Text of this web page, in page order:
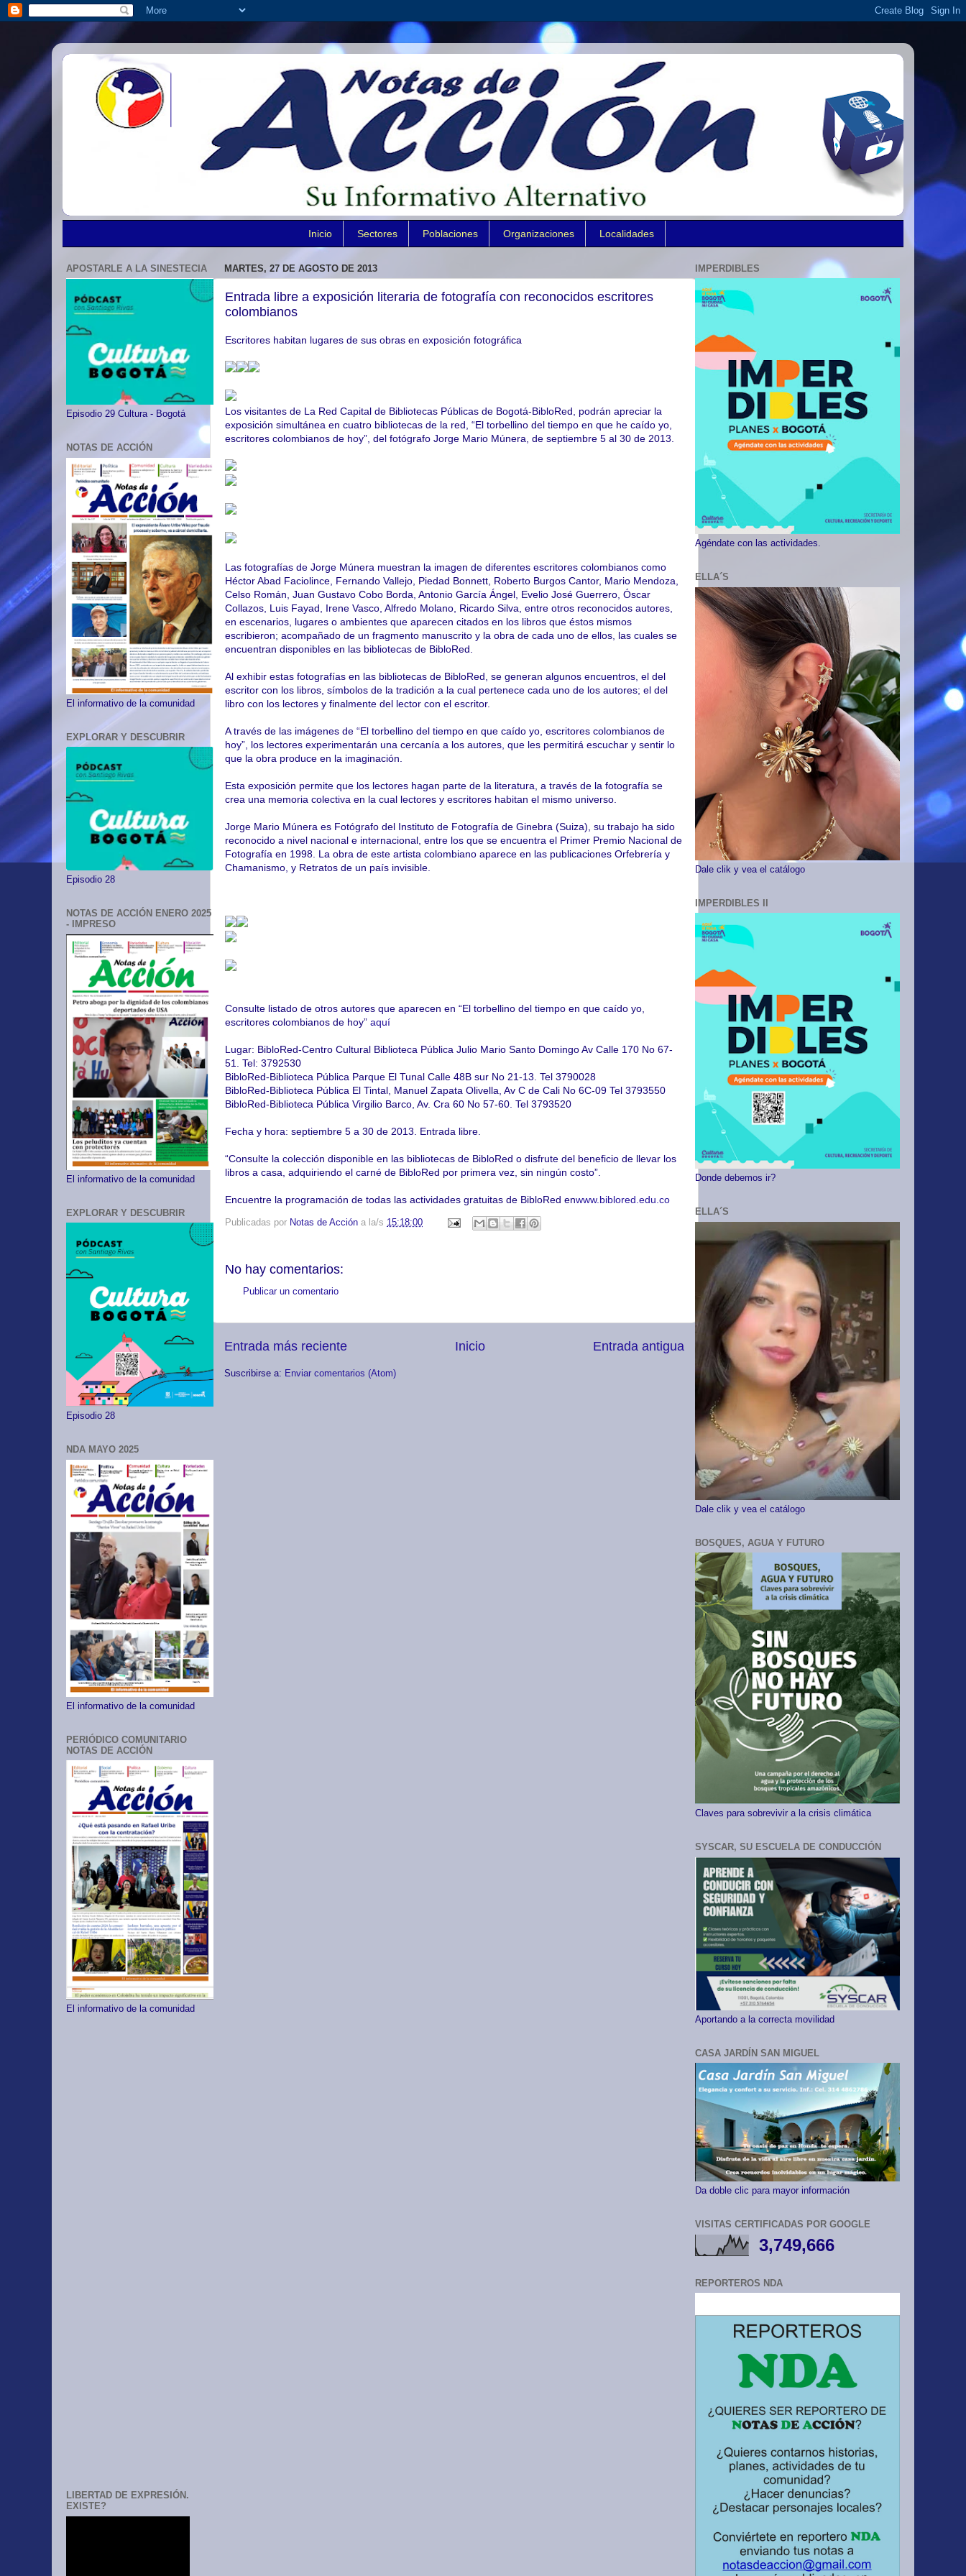
Inicio Sectores Poblaciones Organizaciones Localidades
MARTES, 27 DE AGOSTO DE 2013
Entrada libre a exposición literaria de fotografía con reconocidos escritores
colombianos
Escritores habitan lugares de sus obras en exposición fotográfica
Los visitantes de La Red Capital de Bibliotecas Públicas de Bogotá-BibloRed, podrán apreciar la
exposición simultánea en cuatro bibliotecas de la red, “El torbellino del tiempo en que he caído yo,
escritores colombianos de hoy”, del fotógrafo Jorge Mario Múnera, de septiembre 5 al 30 de 2013.
Las fotografías de Jorge Múnera muestran la imagen de diferentes escritores colombianos como
Héctor Abad Faciolince, Fernando Vallejo, Piedad Bonnett, Roberto Burgos Cantor, Mario Mendoza,
Celso Román, Juan Gustavo Cobo Borda, Antonio García Ángel, Evelio José Guerrero, Óscar
Collazos, Luis Fayad, Irene Vasco, Alfredo Molano, Ricardo Silva, entre otros reconocidos autores,
en escenarios, lugares o ambientes que aparecen citados en los libros que éstos mismos
escribieron; acompañado de un fragmento manuscrito y la obra de cada uno de ellos, las cuales se
encuentran disponibles en las bibliotecas de BibloRed.
Al exhibir estas fotografías en las bibliotecas de BibloRed, se generan algunos encuentros, el del
escritor con los libros, símbolos de la tradición a la cual pertenece cada uno de los autores; el del
libro con los lectores y finalmente del lector con el escritor.
A través de las imágenes de “El torbellino del tiempo en que caído yo, escritores colombianos de
hoy”, los lectores experimentarán una cercanía a los autores, que les permitirá escuchar y sentir lo
que la obra produce en la imaginación.
Esta exposición permite que los lectores hagan parte de la literatura, a través de la fotografía se
crea una memoria colectiva en la cual lectores y escritores habitan el mismo universo.
Jorge Mario Múnera es Fotógrafo del Instituto de Fotografía de Ginebra (Suiza), su trabajo ha sido
reconocido a nivel nacional e internacional, entre los que se encuentra el Primer Premio Nacional de
Fotografía en 1998. La obra de este artista colombiano aparece en las publicaciones Orfebrería y
Chamanismo, y Retratos de un país invisible.
Consulte listado de otros autores que aparecen en “El torbellino del tiempo en que caído yo,
escritores colombianos de hoy” aquí
Lugar: BibloRed-Centro Cultural Biblioteca Pública Julio Mario Santo Domingo Av Calle 170 No 67-
51. Tel: 3792530
BibloRed-Biblioteca Pública Parque El Tunal Calle 48B sur No 21-13. Tel 3790028
BibloRed-Biblioteca Pública El Tintal, Manuel Zapata Olivella, Av C de Cali No 6C-09 Tel 3793550
BibloRed-Biblioteca Pública Virgilio Barco, Av. Cra 60 No 57-60. Tel 3793520
Fecha y hora: septiembre 5 a 30 de 2013. Entrada libre.
“Consulte la colección disponible en las bibliotecas de BibloRed o disfrute del beneficio de llevar los
libros a casa, adquiriendo el carné de BibloRed por primera vez, sin ningún costo”.
Encuentre la programación de todas las actividades gratuitas de BibloRed enwww.biblored.edu.co
Publicadas por Notas de Acción a la/s 15:18:00
No hay comentarios:
Publicar un comentario
Entrada más reciente Entrada antigua
Inicio
Suscribirse a: Enviar comentarios (Atom)
APOSTARLE A LA SINESTECIA
Episodio 29 Cultura - Bogotá
NOTAS DE ACCIÓN
El informativo de la comunidad
EXPLORAR Y DESCUBRIR
Episodio 28
NOTAS DE ACCIÓN ENERO 2025
- IMPRESO
El informativo de la comunidad
EXPLORAR Y DESCUBRIR
Episodio 28
NDA MAYO 2025
El informativo de la comunidad
PERIÓDICO COMUNITARIO
NOTAS DE ACCIÓN
El informativo de la comunidad
LIBERTAD DE EXPRESIÓN.
EXISTE?
IMPERDIBLES
Agéndate con las actividades.
ELLA´S
Dale clik y vea el catálogo
IMPERDIBLES II
Donde debemos ir?
ELLA´S
Dale clik y vea el catálogo
BOSQUES, AGUA Y FUTURO
Claves para sobrevivir a la crisis climática
SYSCAR, SU ESCUELA DE CONDUCCIÓN
Aportando a la correcta movilidad
CASA JARDÍN SAN MIGUEL
Da doble clic para mayor información
VISITAS CERTIFICADAS POR GOOGLE
3,749,666
REPORTEROS NDA